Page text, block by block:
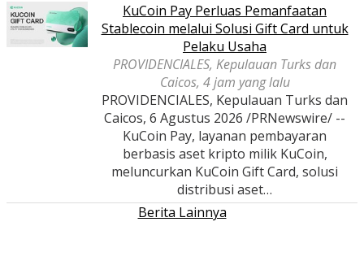
KuCoin Pay Perluas Pemanfaatan
Stablecoin melalui Solusi Gift Card untuk
Pelaku Usaha
PROVIDENCIALES, Kepulauan Turks dan
Caicos, 4 jam yang lalu
PROVIDENCIALES, Kepulauan Turks dan
Caicos, 6 Agustus 2026 /PRNewswire/ --
KuCoin Pay, layanan pembayaran
berbasis aset kripto milik KuCoin,
meluncurkan KuCoin Gift Card, solusi
distribusi aset…
Berita Lainnya